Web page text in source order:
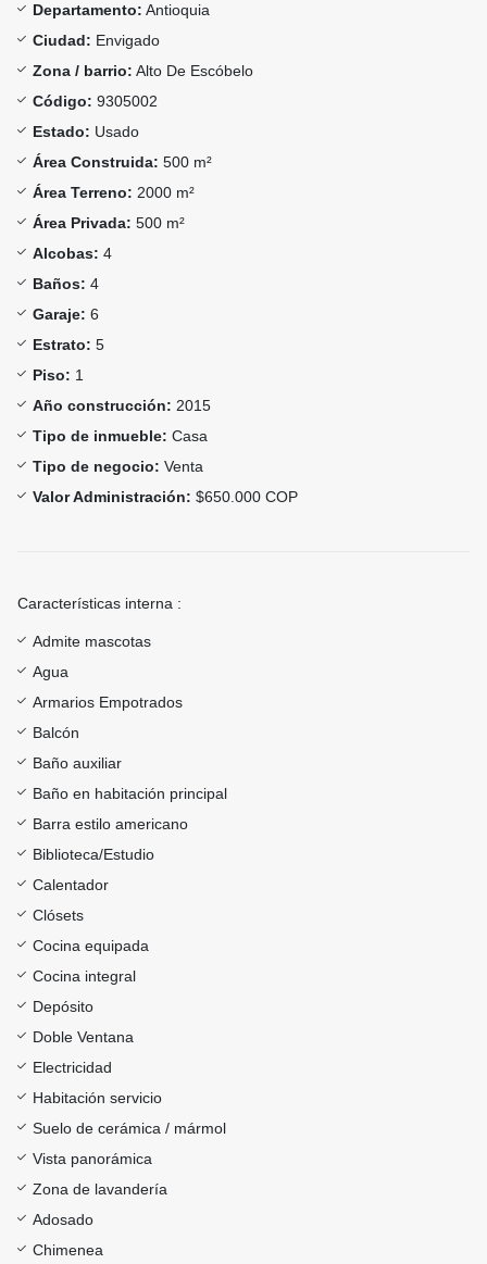
Departamento: Antioquia
Ciudad: Envigado
Zona / barrio: Alto De Escóbelo
Código: 9305002
Estado: Usado
Área Construida: 500 m²
Área Terreno: 2000 m²
Área Privada: 500 m²
Alcobas: 4
Baños: 4
Garaje: 6
Estrato: 5
Piso: 1
Año construcción: 2015
Tipo de inmueble: Casa
Tipo de negocio: Venta
Valor Administración: $650.000 COP
Características interna :
Admite mascotas
Agua
Armarios Empotrados
Balcón
Baño auxiliar
Baño en habitación principal
Barra estilo americano
Biblioteca/Estudio
Calentador
Clósets
Cocina equipada
Cocina integral
Depósito
Doble Ventana
Electricidad
Habitación servicio
Suelo de cerámica / mármol
Vista panorámica
Zona de lavandería
Adosado
Chimenea